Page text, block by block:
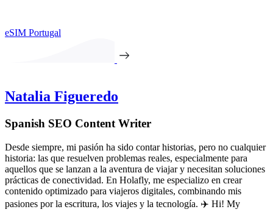
eSIM Portugal
Natalia Figueredo
Spanish SEO Content Writer
Desde siempre, mi pasión ha sido contar historias, pero no cualquier
historia: las que resuelven problemas reales, especialmente para
aquellos que se lanzan a la aventura de viajar y necesitan soluciones
prácticas de conectividad. En Holafly, me especializo en crear
contenido optimizado para viajeros digitales, combinando mis
pasiones por la escritura, los viajes y la tecnología. ✈️ Hi! My